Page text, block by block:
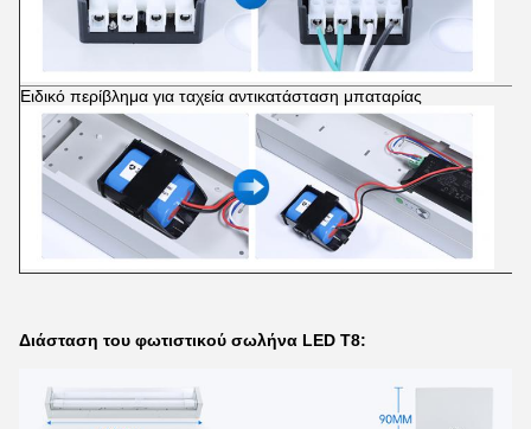
Ειδικό περίβλημα για ταχεία αντικατάσταση μπαταρίας
Διάσταση του φωτιστικού σωλήνα LED T8: